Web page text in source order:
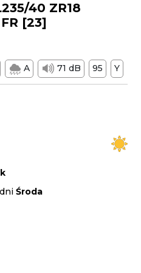
40 ZR18
[23]
A 71 dB 95 Y
dniŚroda